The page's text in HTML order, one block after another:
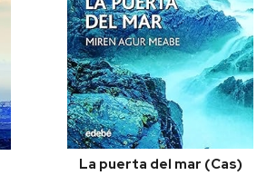
La puerta del mar (Cas)